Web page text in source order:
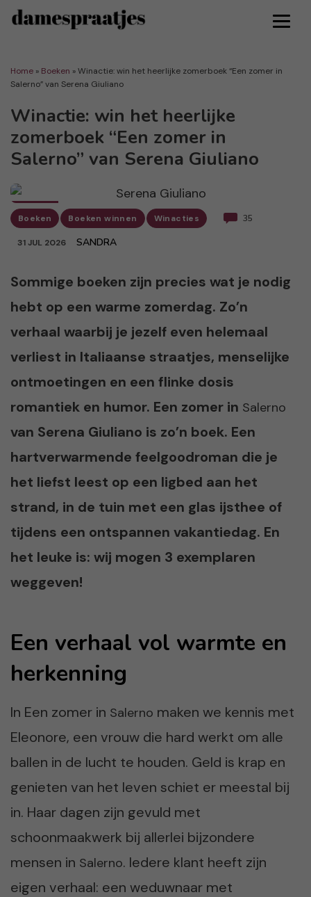
Home » Boeken »Winactie: win het heerlijke zomerboek “Een zomer in
Salerno” van Serena Giuliano
Winactie: win het heerlijke
zomerboek “Een zomer in
Salerno” van Serena Giuliano
Boeken Boeken winnen Winacties 35
31 JUL 2026 SANDRA
Sommige boeken zijn precies wat je nodig
hebt op een warme zomerdag. Zo’n
verhaal waarbij je jezelf even helemaal
verliest in Italiaanse straatjes, menselijke
ontmoetingen en een flinke dosis
romantiek en humor. Een zomer in Salerno
van Serena Giuliano is zo’n boek. Een
hartverwarmende feelgoodroman die je
het liefst leest op een ligbed aan het
strand, in de tuin met een glas ijsthee of
tijdens een ontspannen vakantiedag. En
het leuke is: wij mogen 3 exemplaren
weggeven!
Een verhaal vol warmte en
herkenning
In Een zomer in Salerno maken we kennis met
Eleonore, een vrouw die hard werkt om alle
ballen in de lucht te houden. Geld is krap en
genieten van het leven schiet er meestal bij
in. Haar dagen zijn gevuld met
schoonmaakwerk bij allerlei bijzondere
mensen in Salerno. Iedere klant heeft zijn
eigen verhaal: een weduwnaar met